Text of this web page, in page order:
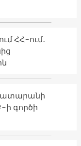
ՀՀ-ում․
դատարանի
ի գործի